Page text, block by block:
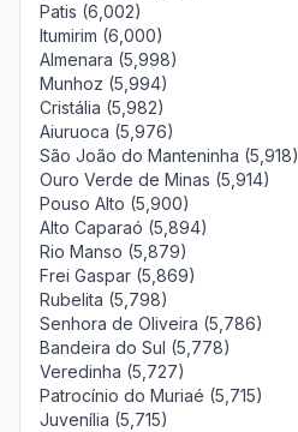
Patis (6,002)
Itumirim (6,000)
Almenara (5,998)
Munhoz (5,994)
Cristália (5,982)
Aiuruoca (5,976)
São João do Manteninha (5,918)
Ouro Verde de Minas (5,914)
Pouso Alto (5,900)
Alto Caparaó (5,894)
Rio Manso (5,879)
Frei Gaspar (5,869)
Rubelita (5,798)
Senhora de Oliveira (5,786)
Bandeira do Sul (5,778)
Veredinha (5,727)
Patrocínio do Muriaé (5,715)
Juvenília (5,715)